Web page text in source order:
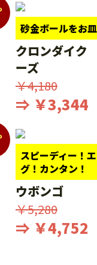
砂金ボールをお
クロンダイク
ーズ
￥4,180
⇒ ￥3,344
スピーディー！
グ！カンタン！
ウボンゴ
￥5,280
⇒ ￥4,752